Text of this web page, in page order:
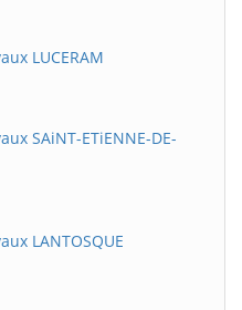
LUCERAM
SAiNT-ETiENNE-DE-
LANTOSQUE